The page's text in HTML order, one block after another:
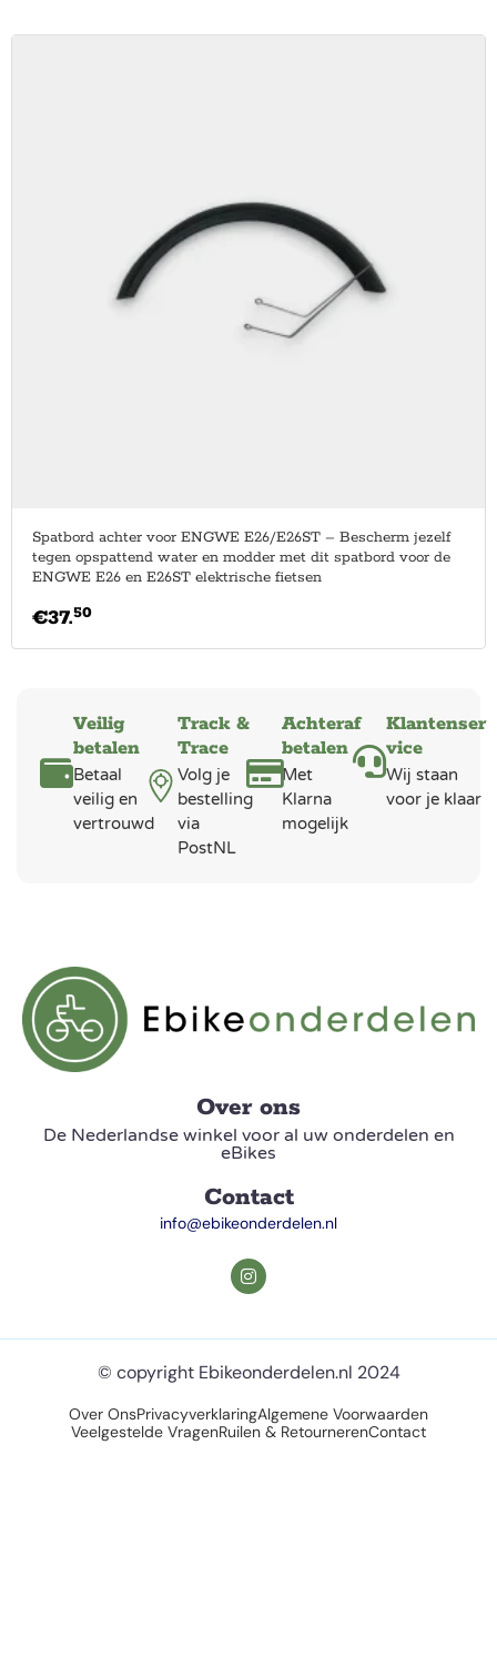
Spatbord achter voor ENGWE E26/E26ST – Bescherm jezelf
tegen opspattend water en modder met dit spatbord voor de
ENGWE E26 en E26ST elektrische fietsen
€37.50
Veilig
betalen
Betaal
veilig en
vertrouwd
Track &
Trace
Volg je
bestelling
via
PostNL
Achteraf
betalen
Met
Klarna
mogelijk
Klantenser
vice
Wij staan
voor je klaar
Over ons
De Nederlandse winkel voor al uw onderdelen en
eBikes
Contact
info@ebikeonderdelen.nl
© copyright Ebikeonderdelen.nl 2024
Over OnsPrivacyverklaringAlgemene Voorwaarden
Veelgestelde VragenRuilen & RetournerenContact